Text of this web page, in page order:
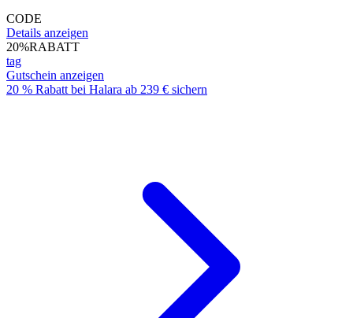
CODE
Details anzeigen
20%RABATT
tag
Gutschein anzeigen
20 % Rabatt bei Halara ab 239 € sichern